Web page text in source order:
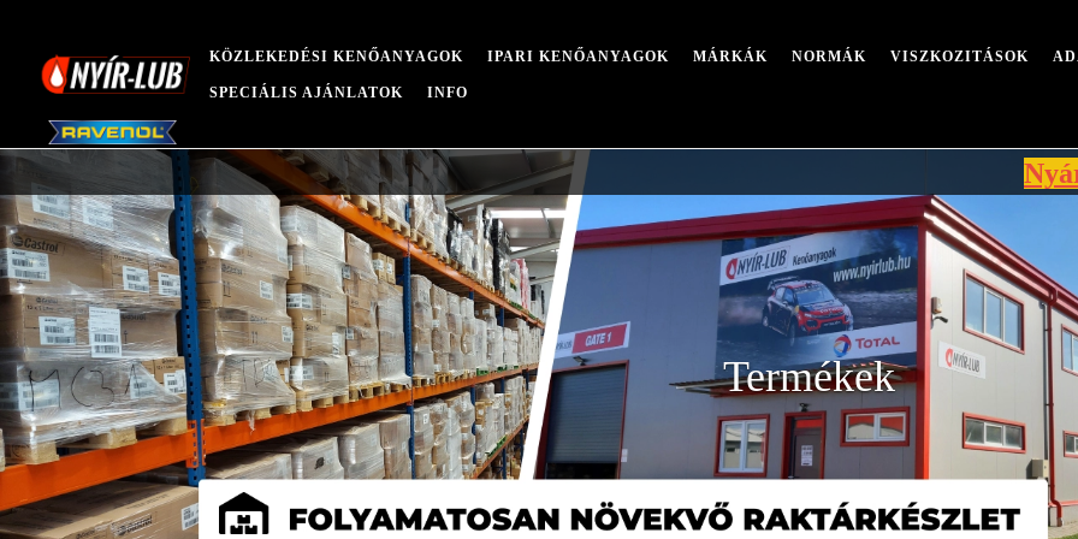
KÖZLEKEDÉSI KENŐANYAGOK IPARI KENŐANYAGOK MÁRKÁK NORMÁK VISZKOZITÁSOK
SPECIÁLIS AJÁNLATOK INFO
Nyári
Termékek